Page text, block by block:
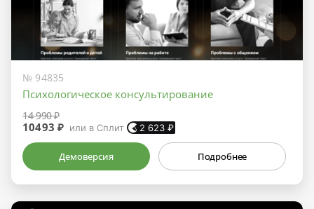
№ 94835
Психологическое консультирование
14 990 ₽
10493 ₽ или в Сплит 2 623 ₽
Демоверсия Подробнее